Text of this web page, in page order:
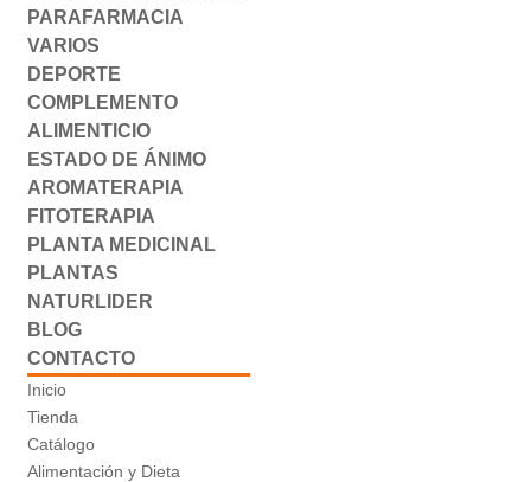
PARAFARMACIA
VARIOS
DEPORTE
COMPLEMENTO
ALIMENTICIO
ESTADO DE ÁNIMO
AROMATERAPIA
FITOTERAPIA
PLANTA MEDICINAL
PLANTAS
NATURLIDER
BLOG
CONTACTO
Inicio
Tienda
Catálogo
Alimentación y Dieta